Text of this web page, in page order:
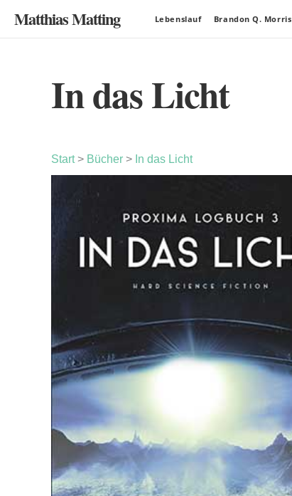
Matthias Matting Lebenslauf Brandon Q. Morris
In das Licht
Start> Bücher > In das Licht